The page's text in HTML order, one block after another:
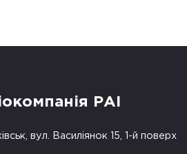
РАІ
вул. Василіянок 15, 1-й поверх